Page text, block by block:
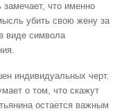
замечает, что именно
убить свою жену за
виде символа
индивидуальных черт.
о том, что скажут
остается важным